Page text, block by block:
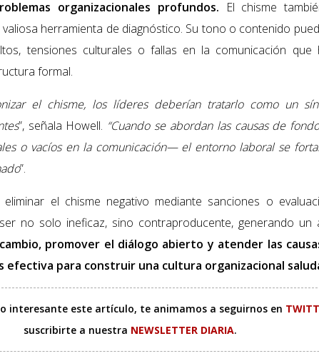
organizacionales profundos. El chisme
herramienta de diagnóstico. Su tono o contenido
tensiones culturales o fallas en la comunicación que
formal.
el chisme, los líderes deberían tratarlo como un
”, señala Howell. “Cuando se abordan las causas de
o vacíos en la comunicación— el entorno laboral se
”.
eliminar el chisme negativo mediante sanciones o
no solo ineficaz, sino contraproducente, generando un
promover el diálogo abierto y atender las
efectiva para construir una cultura organizacional
interesante este artículo, te animamos a seguirnos en
suscribirte a nuestra NEWSLETTER DIARIA.